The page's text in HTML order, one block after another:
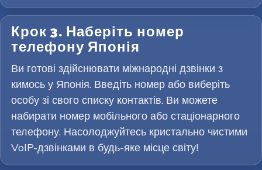
Крок 3. Наберіть номер
телефону Японія
Ви готові здійснювати міжнародні дзвінки з
кимось у Японія. Введіть номер або виберіть
особу зі свого списку контактів. Ви можете
набирати номер мобільного або стаціонарного
телефону. Насолоджуйтесь кристально чистими
VoIP-дзвінками в будь-яке місце світу!